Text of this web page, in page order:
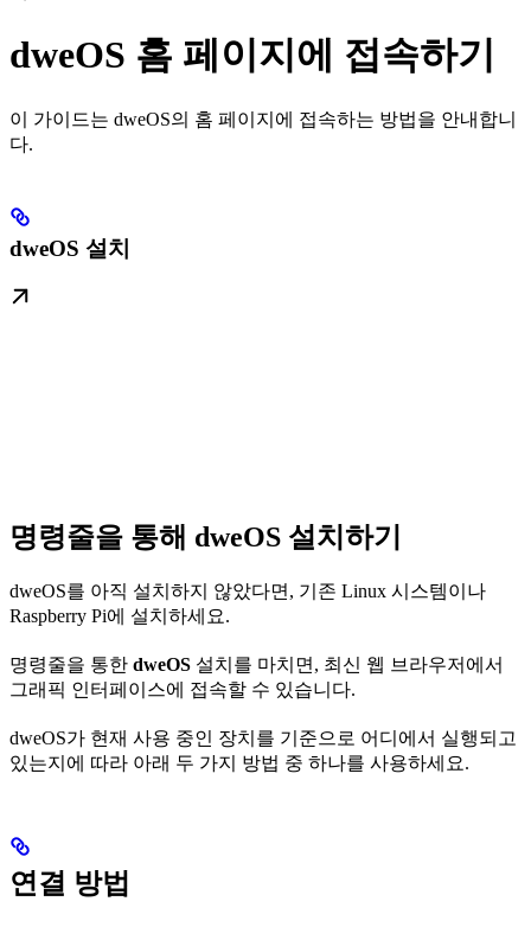
dweOS 홈 페이지에 접속하기
이 가이드는 dweOS의 홈 페이지에 접속하는 방법을 안내합니
다.
dweOS 설치
명령줄을 통해 dweOS 설치하기
dweOS를 아직 설치하지 않았다면, 기존 Linux 시스템이나
Raspberry Pi에 설치하세요.
명령줄을 통한 dweOS 설치를 마치면, 최신 웹 브라우저에서
그래픽 인터페이스에 접속할 수 있습니다.
dweOS가 현재 사용 중인 장치를 기준으로 어디에서 실행되고
있는지에 따라 아래 두 가지 방법 중 하나를 사용하세요.
연결 방법